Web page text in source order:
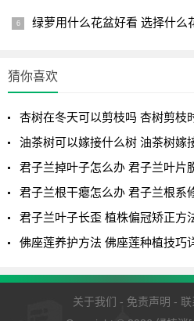
（1）花期控水：
- 保持土壤相对湿度在50-60%
- 避免中午高温时段浇水
（2）果实膨大期：
- 保持土壤湿润但不积水
- 缺水会导致果实开裂
（3）越冬水管理：
绿萝用什么花盆好看 选择什么
猜你喜欢
杏树在冬天可以剪枝吗 杏树剪枝
油茶树可以嫁接什么树 油茶树嫁
君子兰掉叶子怎么办 君子兰叶片
君子兰根干瘪怎么办 君子兰根系
君子兰叶子长歪 植株偏冠矫正方
佛座莲养护方法 佛座莲种植技巧
关于我们 - 免责声明 - 联